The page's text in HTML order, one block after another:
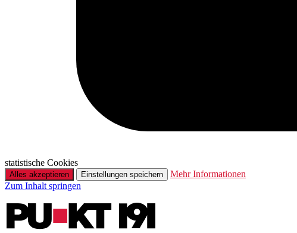
statistische Cookies
Alles akzeptieren Einstellungen speichern
Mehr Informationen
Zum Inhalt springen